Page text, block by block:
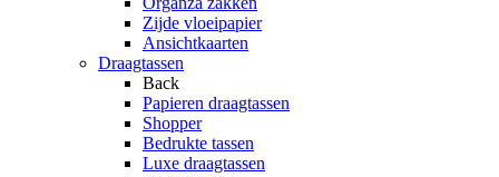
Zijde vloeipapier
Ansichtkaarten
Draagtassen
Back
Papieren draagtassen
Shopper
Bedrukte tassen
Luxe draagtassen